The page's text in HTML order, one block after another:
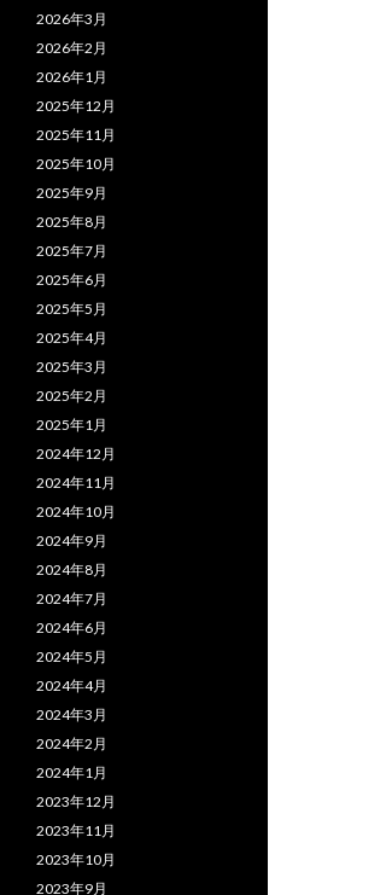
2026年3月
2026年2月
2026年1月
2025年12月
2025年11月
2025年10月
2025年9月
2025年8月
2025年7月
2025年6月
2025年5月
2025年4月
2025年3月
2025年2月
2025年1月
2024年12月
2024年11月
2024年10月
2024年9月
2024年8月
2024年7月
2024年6月
2024年5月
2024年4月
2024年3月
2024年2月
2024年1月
2023年12月
2023年11月
2023年10月
2023年9月